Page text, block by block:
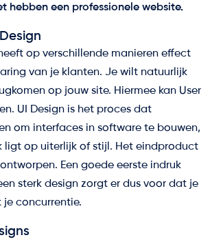
hebben een professionele website.
op verschillende manieren effect
van je klanten. Je wilt natuurlijk
op jouw site. Hiermee kan User
UI Design is het proces dat
om interfaces in software te bouwen,
ligt op uiterlijk of stijl. Het eindproduct
Een goede eerste indruk
sterk design zorgt er dus voor dat je
concurrentie.